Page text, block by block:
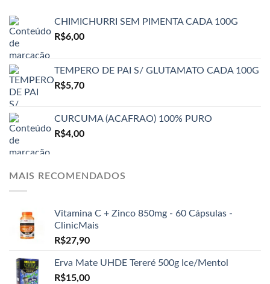
CHIMICHURRI SEM PIMENTA CADA 100G
R$6,00
TEMPERO DE PAI S/ GLUTAMATO CADA 100G
R$5,70
CURCUMA (ACAFRAO) 100% PURO
R$4,00
MAIS RECOMENDADOS
Vitamina C + Zinco 850mg - 60 Cápsulas -
ClinicMais
R$27,90
Erva Mate UHDE Tereré 500g Ice/Mentol
R$15,00